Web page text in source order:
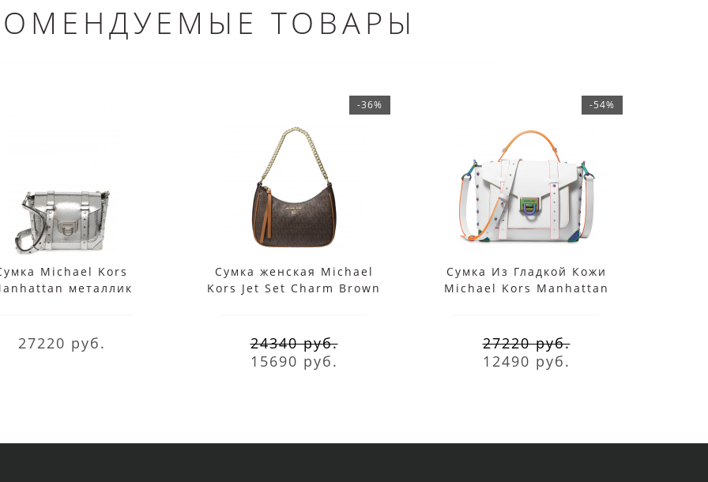
ТОВАРЫ
Michael Kors
металлик
27220 руб.
-36%
Сумка женская Michael
Kors Jet Set Charm Brown
24340 руб.
15690 руб.
-54%
Сумка Из Гладкой Кожи
Michael Kors Manhattan
27220 руб.
12490 руб.